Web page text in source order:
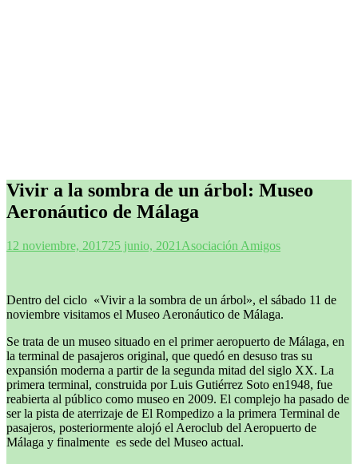
Vivir a la sombra de un árbol: Museo
Aeronáutico de Málaga
12 noviembre, 201725 junio, 2021 Asociación Amigos
Dentro del ciclo «Vivir a la sombra de un árbol», el sábado 11 de
noviembre visitamos el Museo Aeronáutico de Málaga.
Se trata de un museo situado en el primer aeropuerto de Málaga, en
la terminal de pasajeros original, que quedó en desuso tras su
expansión moderna a partir de la segunda mitad del siglo XX. La
primera terminal, construida por Luis Gutiérrez Soto en1948, fue
reabierta al público como museo en 2009. El complejo ha pasado de
ser la pista de aterrizaje de El Rompedizo a la primera Terminal de
pasajeros, posteriormente alojó el Aeroclub del Aeropuerto de
Málaga y finalmente es sede del Museo actual.